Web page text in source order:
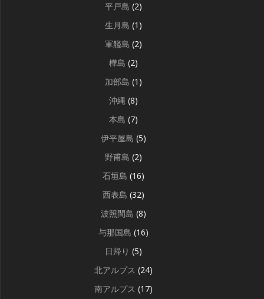
平戸島 (2)
生月島 (1)
軍艦島 (2)
樺島 (2)
加部島 (1)
沖縄 (8)
本島 (7)
伊平屋島 (5)
野甫島 (2)
石垣島 (16)
西表島 (32)
波照間島 (8)
与那国島 (16)
日帰り (5)
北アルプス (24)
南アルプス (17)